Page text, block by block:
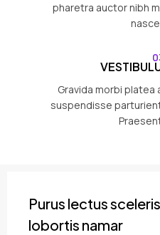
pharetra auctor nibh
Gravida morbi platea
suspendisse
Purus lectus
lobortis namar